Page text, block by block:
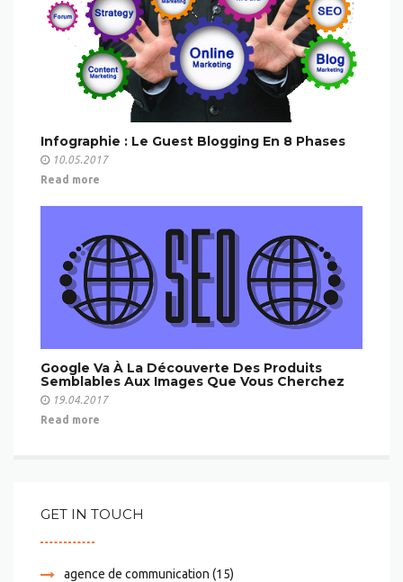
Infographie : Le Guest Blogging En 8 Phases
10.05.2017
Read more
Google Va À La Découverte Des Produits
Semblables Aux Images Que Vous Cherchez
19.04.2017
Read more
GET IN TOUCH
agence de communication (15)